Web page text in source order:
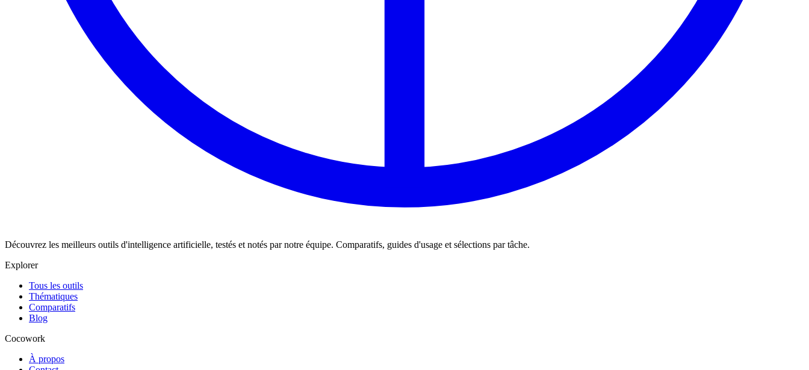
Découvrez les meilleurs outils d'intelligence artificielle, testés et notés par notre équipe. Comparatifs, guides d'usage et sélections par tâche.
Explorer
Tous les outils
Thématiques
Comparatifs
Blog
Cocowork
À propos